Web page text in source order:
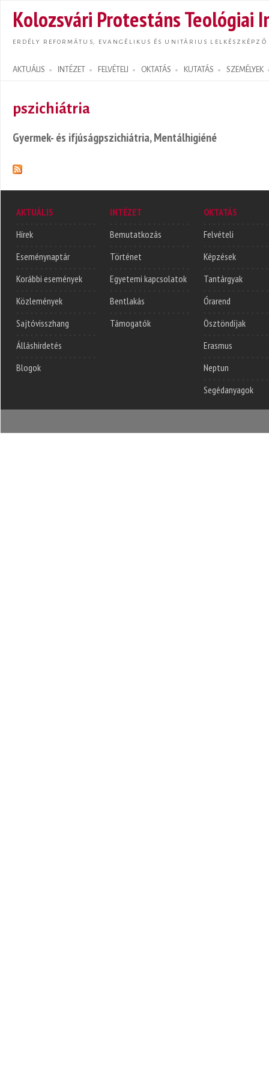
Kolozsvári Protestáns Teológiai
ERDÉLY REFORMÁTUS, EVANGÉLIKUS ÉS UNITÁRIUS LELKÉSZKÉPZŐ
AKTUÁLIS INTÉZET FELVÉTELI OKTATÁS KUTATÁS SZEMÉLYEK
Search form
pszichiátria
Gyermek- és ifjúságpszichiátria, Mentálhigiéné
AKTUÁLIS
Hírek
Eseménynaptár
Korábbi események
Közlemények
Sajtóvisszhang
Álláshirdetés
Blogok
INTÉZET
Bemutatkozás
Történet
Egyetemi kapcsolatok
Bentlakás
Támogatók
OKTATÁS
Felvételi
Képzések
Tantárgyak
Órarend
Ösztöndíjak
Erasmus
Neptun
Segédanyagok